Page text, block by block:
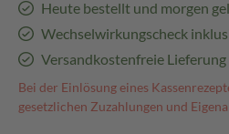
Heute bestellt und morgen
Wechselwirkungscheck
Versandkostenfreie Lieferung
Bei der Einlösung eines
gesetzlichen Zuzahlungen und